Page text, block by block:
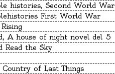
histories, Second World War
First World War
A house of night novel del 5
Read the Sky
of Last Things